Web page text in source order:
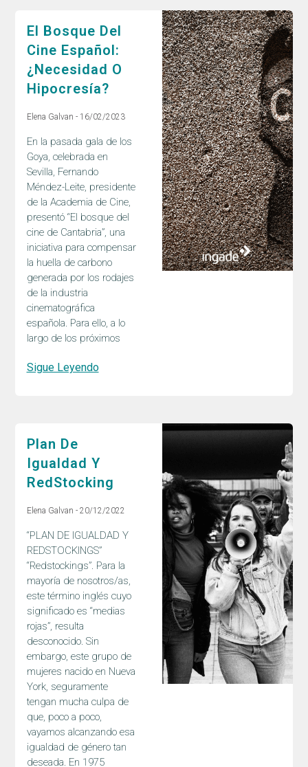
El Bosque Del
Cine Español:
¿necesidad O
Hipocresía?
Elena Galvan 16/02/2023
En la pasada gala de los
Goya, celebrada en
Sevilla, Fernando
Méndez-Leite, presidente
de la Academia de Cine,
presentó “El bosque del
cine de Cantabria”, una
iniciativa para compensar
la huella de carbono
generada por los rodajes
de la industria
cinematográfica
española. Para ello, a lo
largo de los próximos
Sigue Leyendo
Plan De
Igualdad Y
RedStocking
Elena Galvan 20/12/2022
“PLAN DE IGUALDAD Y
REDSTOCKINGS”
“Redstockings”. Para la
mayoría de nosotros/as,
este término inglés cuyo
significado es “medias
rojas”, resulta
desconocido. Sin
embargo, este grupo de
mujeres nacido en Nueva
York, seguramente
tengan mucha culpa de
que, poco a poco,
vayamos alcanzando esa
igualdad de género tan
deseada. En 1975